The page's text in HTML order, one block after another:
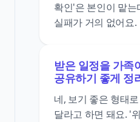
확인'은 본인이 맡
실패가 거의 없어요.
받은 일정을 가족
공유하기 좋게 정
네, 보기 좋은 형태
달라고 하면 돼요. '